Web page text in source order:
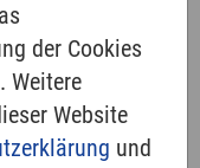
der Cookies
Weitere
Website
und